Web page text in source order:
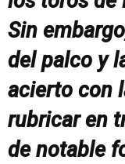
Sin
del palco y
acierto con
rubricar en
de notable